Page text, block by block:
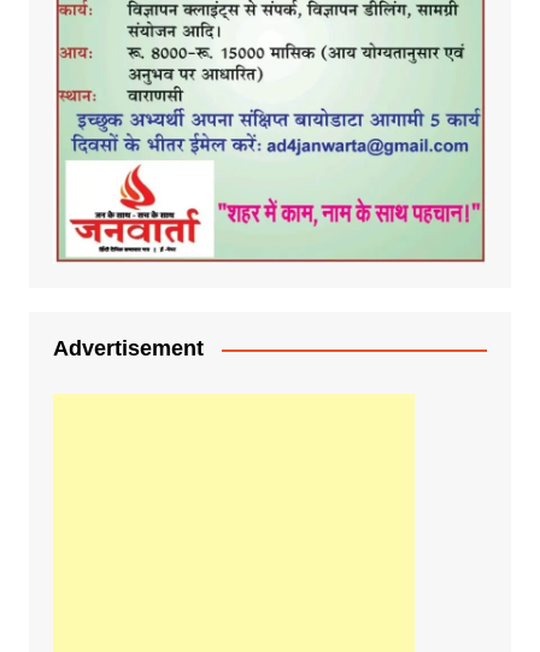
Advertisement